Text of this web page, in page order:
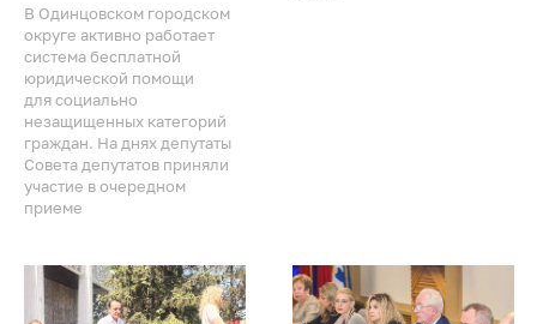
В Одинцовском городском
округе активно работает
система бесплатной
юридической помощи
для социально
незащищенных категорий
граждан. На днях депутаты
Совета депутатов приняли
участие в очередном
приеме